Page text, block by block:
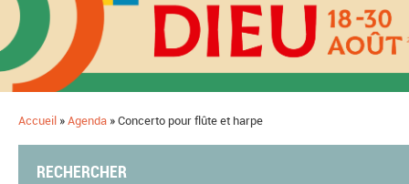
Accueil »Agenda »Concerto pour flûte et harpe
RECHERCHER